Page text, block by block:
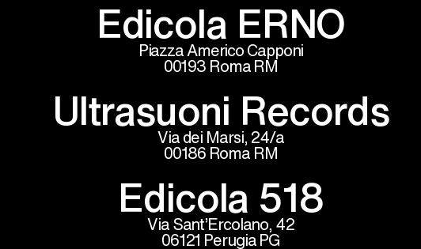
Edicola ERNO
Piazza Americo Capponi
00193 Roma RM
Ultrasuoni Records
Via dei Marsi, 24/a
00186 Roma RM
Edicola 518
Via Sant’Ercolano, 42
06121 Perugia PG